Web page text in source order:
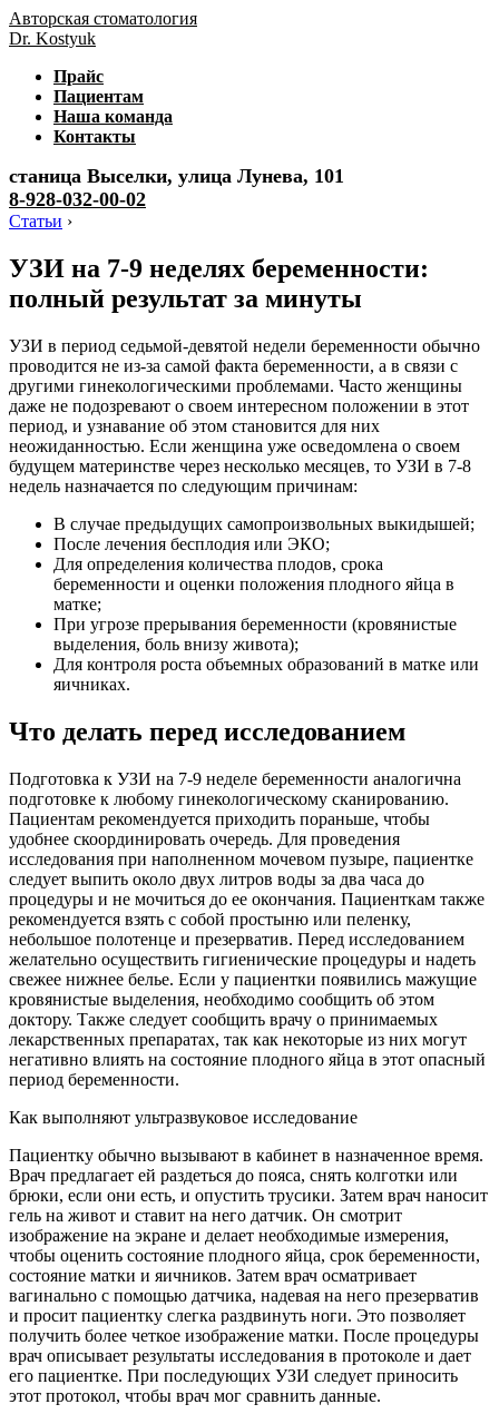
Авторская стоматология
Dr. Kostyuk
Прайс
Пациентам
Наша команда
Контакты
станица Выселки, улица Лунева, 101
8-928-032-00-02
Статьи ›
УЗИ на 7-9 неделях беременности:
полный результат за минуты
УЗИ в период седьмой-девятой недели беременности обычно
проводится не из-за самой факта беременности, а в связи с
другими гинекологическими проблемами. Часто женщины
даже не подозревают о своем интересном положении в этот
период, и узнавание об этом становится для них
неожиданностью. Если женщина уже осведомлена о своем
будущем материнстве через несколько месяцев, то УЗИ в 7-8
недель назначается по следующим причинам:
В случае предыдущих самопроизвольных выкидышей;
После лечения бесплодия или ЭКО;
Для определения количества плодов, срока
беременности и оценки положения плодного яйца в
матке;
При угрозе прерывания беременности (кровянистые
выделения, боль внизу живота);
Для контроля роста объемных образований в матке или
яичниках.
Что делать перед исследованием
Подготовка к УЗИ на 7-9 неделе беременности аналогична
подготовке к любому гинекологическому сканированию.
Пациентам рекомендуется приходить пораньше, чтобы
удобнее скоординировать очередь. Для проведения
исследования при наполненном мочевом пузыре, пациентке
следует выпить около двух литров воды за два часа до
процедуры и не мочиться до ее окончания. Пациенткам также
рекомендуется взять с собой простыню или пеленку,
небольшое полотенце и презерватив. Перед исследованием
желательно осуществить гигиенические процедуры и надеть
свежее нижнее белье. Если у пациентки появились мажущие
кровянистые выделения, необходимо сообщить об этом
доктору. Также следует сообщить врачу о принимаемых
лекарственных препаратах, так как некоторые из них могут
негативно влиять на состояние плодного яйца в этот опасный
период беременности.
Как выполняют ультразвуковое исследование
Пациентку обычно вызывают в кабинет в назначенное время.
Врач предлагает ей раздеться до пояса, снять колготки или
брюки, если они есть, и опустить трусики. Затем врач наносит
гель на живот и ставит на него датчик. Он смотрит
изображение на экране и делает необходимые измерения,
чтобы оценить состояние плодного яйца, срок беременности,
состояние матки и яичников. Затем врач осматривает
вагинально с помощью датчика, надевая на него презерватив
и просит пациентку слегка раздвинуть ноги. Это позволяет
получить более четкое изображение матки. После процедуры
врач описывает результаты исследования в протоколе и дает
его пациентке. При последующих УЗИ следует приносить
этот протокол, чтобы врач мог сравнить данные.